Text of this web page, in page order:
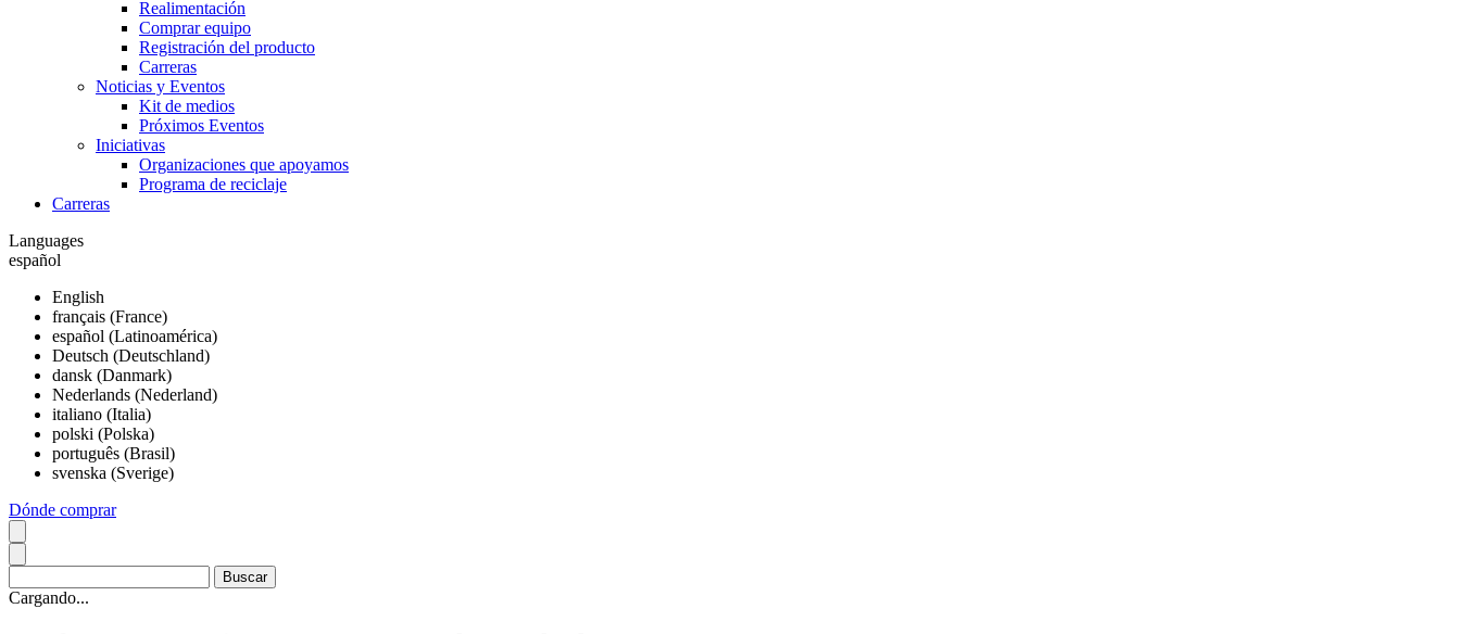
Realimentación
Comprar equipo
Registración del producto
Carreras
Noticias y Eventos
Kit de medios
Próximos Eventos
Iniciativas
Organizaciones que apoyamos
Programa de reciclaje
Carreras
Languages
español
English
français (France)
español (Latinoamérica)
Deutsch (Deutschland)
dansk (Danmark)
Nederlands (Nederland)
italiano (Italia)
polski (Polska)
português (Brasil)
svenska (Sverige)
Dónde comprar
Cargando...